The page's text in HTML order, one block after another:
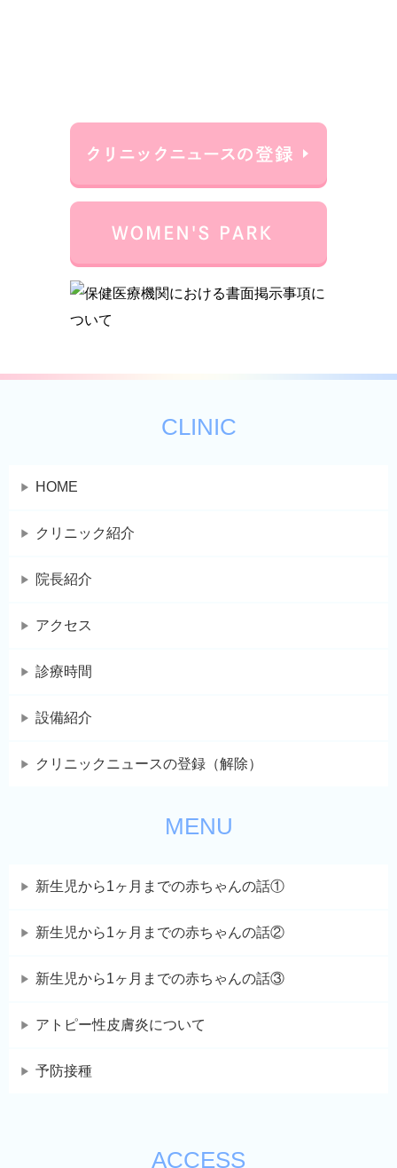
CLINIC
HOME
クリニック紹介
院長紹介
アクセス
診療時間
設備紹介
クリニックニュースの登録（解除）
MENU
新生児から1ヶ月までの赤ちゃんの話①
新生児から1ヶ月までの赤ちゃんの話②
新生児から1ヶ月までの赤ちゃんの話③
アトピー性皮膚炎について
予防接種
ACCESS